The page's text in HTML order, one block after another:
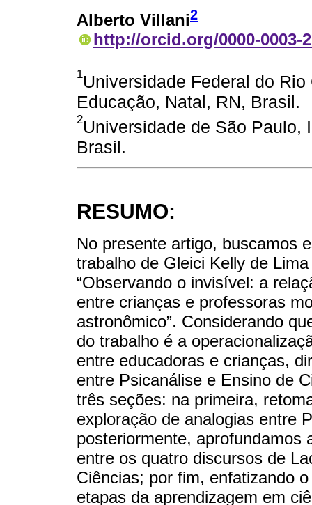
Alberto Villani2
http://orcid.org/0000-0003-
1Universidade Federal do
Educação, Natal, RN, Brasil.
2Universidade de São Paulo,
Brasil.
RESUMO:
No presente artigo, buscamos
trabalho de Gleici Kelly de
“Observando o invisível: a
entre crianças e professoras
astronômico”. Considerando
do trabalho é a
entre educadoras e crianças,
entre Psicanálise e Ensino de
três seções: na primeira,
exploração de analogias entre
posteriormente, aprofundamos
entre os quatro discursos de
Ciências; por fim, enfatizando
etapas da aprendizagem em